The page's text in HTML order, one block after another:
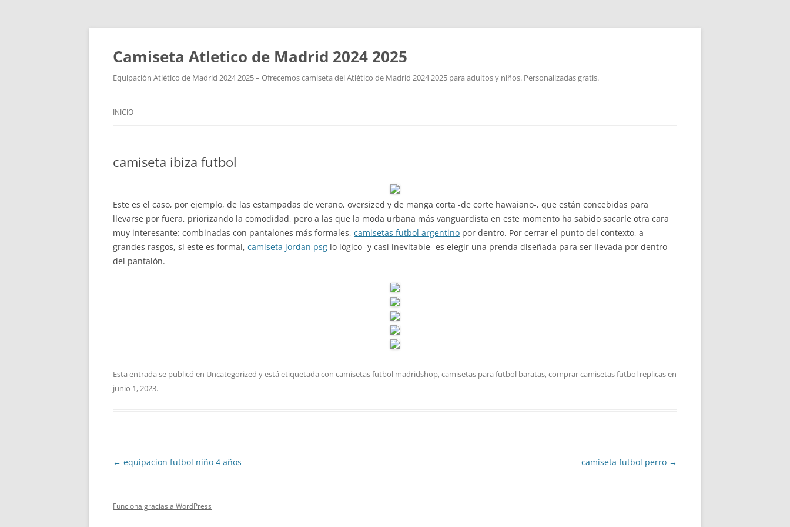
Camiseta Atletico de Madrid 2024 2025
Equipación Atlético de Madrid 2024 2025 – Ofrecemos camiseta del Atlético de Madrid 2024 2025 para adultos y niños. Personalizadas gratis.
INICIO
camiseta ibiza futbol
Este es el caso, por ejemplo, de las estampadas de verano, oversized y de manga corta -de corte hawaiano-, que están concebidas para
llevarse por fuera, priorizando la comodidad, pero a las que la moda urbana más vanguardista en este momento ha sabido sacarle otra cara
muy interesante: combinadas con pantalones más formales, camisetas futbol argentino por dentro. Por cerrar el punto del contexto, a
grandes rasgos, si este es formal, camiseta jordan psg lo lógico -y casi inevitable- es elegir una prenda diseñada para ser llevada por dentro
del pantalón.
Esta entrada se publicó en Uncategorized y está etiquetada con camisetas futbol madridshop,camisetas para futbol baratas,comprar camisetas futbol replicasen
junio 1, 2023.
Navegación
← equipacion futbol niño 4 años camiseta futbol perro →
Funciona gracias a WordPress